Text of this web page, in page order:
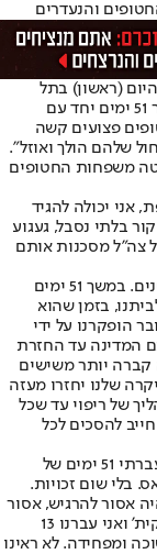
והנעדרים
(ראשון) בתל
אביב, נאמה הגר ברודץ שחזרה משבי החמאס לאחר 51 ימים יחד עם
פצועים קשה
שלהם הולך ואוזל".
משפחות החטופים
יכולה להגיד
בלתי נסבל, געגוע
צה"ל מסכנות אותם
״בשבת השחורה נחטפתי יחד עם שלושת ילדי הקטנים. במשך 51 ימים
בזמן שהוא
הופקרנו על ידי
המדינה עד החזרת
קברה יותר משישים
שלנו יחזרו מעזה
של ריפוי עד שכל
להסכים לכל
גם אביבה סיגל, ששוחררה מהשבי נאמה בעצרת: "עברתי 51 ימים של
בלי שום זכויות.
אסור להרגיש, אסור
לבכות, אסור לדבר רק ללחוש וגם זה בקושי. בעלי, קית' ואני עברנו 13
ומפחידה. לא ראינו